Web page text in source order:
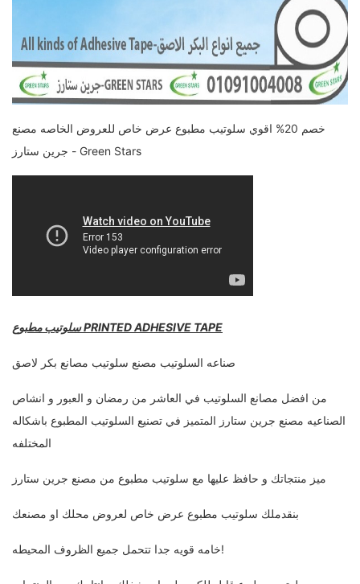
خصم 20% اقوي سلوتيب مطبوع عرض خاص للعروض الخاصه مصنع
جرين ستارز - Green Stars
سلوتيب مطبوع PRINTED ADHESIVE TAPE
صناعه السلوتيب مصنع سلوتيب مصانع بكر لاصق
من افضل مصانع السلوتيب في العاشر من رمضان و العبور و انشاص
الصناعيه مصنع جرين ستارز المتميز في تصنيع السلوتيب المطبوع باشكاله
المختلفه
ميز منتجاتك و حافظ عليها مع سلوتيب مطبوع من مصنع جرين ستارز
بنقدملك سلوتيب مطبوع عرض خاص لعروض محلك او مصنعك
خامه قويه جدا تتحمل جميع الظروف المحيطه!